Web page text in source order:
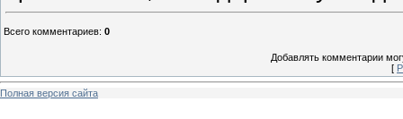
Всего комментариев: 0
Добавлять комментарии
[
Полная версия сайта